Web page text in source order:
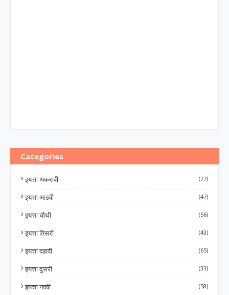
Categories
इयत्ता अकरावी (77)
इयत्ता आठवी (47)
इयत्ता चौथी (56)
इयत्ता तिसरी (43)
इयत्ता दहावी (65)
इयत्ता दुसरी (33)
इयत्ता नववी (58)